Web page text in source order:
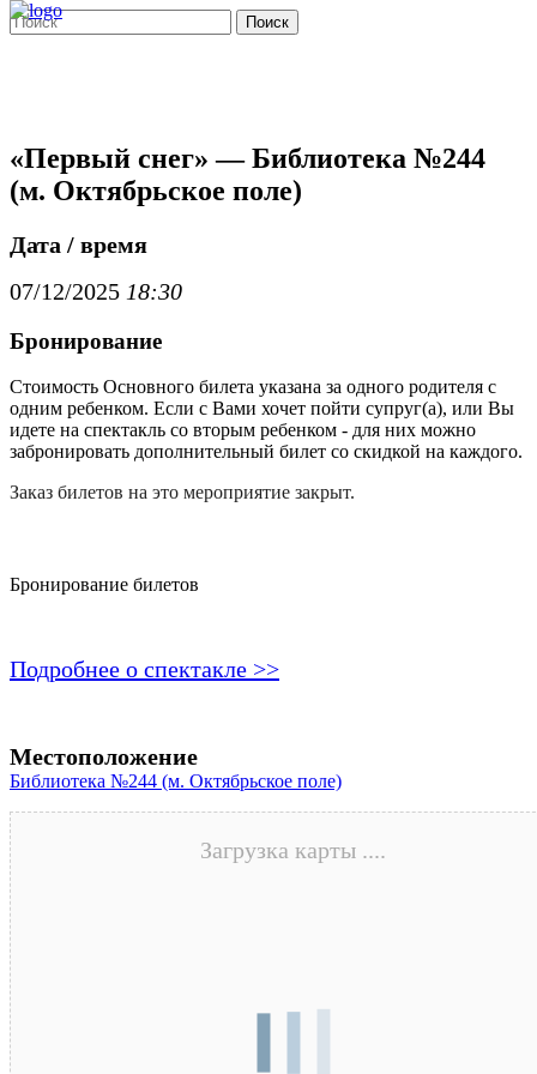
Поиск
«Первый снег» — Библиотека №244
(м. Октябрьское поле)
Дата / время
07/12/2025 18:30
Бронирование
Стоимость Основного билета указана за одного родителя с
одним ребенком. Если с Вами хочет пойти супруг(а), или Вы
идете на спектакль со вторым ребенком - для них можно
забронировать дополнительный билет со скидкой на каждого.
Заказ билетов на это мероприятие закрыт.
Бронирование билетов
Подробнее о спектакле >>
Местоположение
Библиотека №244 (м. Октябрьское поле)
Загрузка карты ....